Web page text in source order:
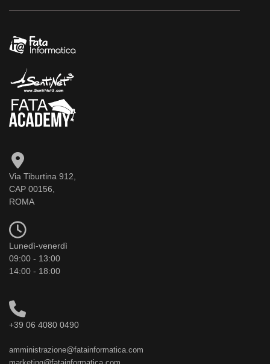
Via Tiburtina 912,
CAP 00156,
ROMA
Lunedì-venerdì
09:00 - 13:00
14:00 - 18:00
+39 06 4080 0490
amministrazione@fatainformatica.com